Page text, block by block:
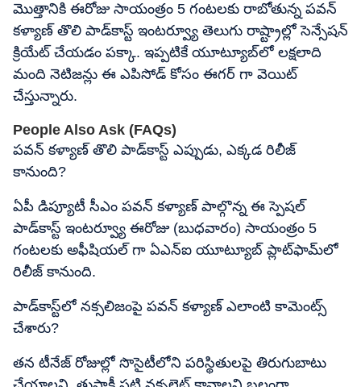
మొత్తానికి ఈరోజు సాయంత్రం 5 గంటలకు రాబోతున్న పవన్
కళ్యాణ్ తొలి పాడ్‌కాస్ట్‌ ఇంటర్వ్యూ తెలుగు రాష్ట్రాల్లో సెన్సేషన్
క్రియేట్ చేయడం పక్కా. ఇప్పటికే యూట్యూబ్‌లో లక్షలాది
మంది నెటిజన్లు ఈ ఎపిసోడ్ కోసం ఈగర్ గా వెయిట్
చేస్తున్నారు.
People Also Ask (FAQs)
పవన్ కళ్యాణ్ తొలి పాడ్‌కాస్ట్‌ ఎప్పుడు, ఎక్కడ రిలీజ్
కానుంది?
ఏపీ డిప్యూటీ సీఎం పవన్ కళ్యాణ్ పాల్గొన్న ఈ స్పెషల్
పాడ్‌కాస్ట్‌ ఇంటర్వ్యూ ఈరోజు (బుధవారం) సాయంత్రం 5
గంటలకు అఫీషియల్ గా ఏఎన్ఐ యూట్యూబ్ ప్లాట్‌ఫామ్‌లో
రిలీజ్ కానుంది.
పాడ్‌కాస్ట్‌లో నక్సలిజంపై పవన్ కళ్యాణ్ ఎలాంటి కామెంట్స్
చేశారు?
తన టీనేజ్ రోజుల్లో సొసైటీలోని పరిస్థితులపై తిరుగుబాటు